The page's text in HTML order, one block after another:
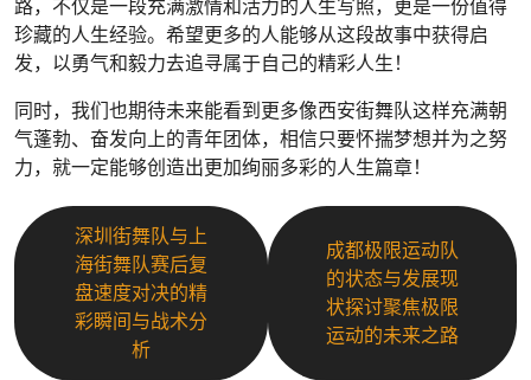
路，不仅是一段充满激情和活力的人生写照，更是一份值得
珍藏的人生经验。希望更多的人能够从这段故事中获得启
发，以勇气和毅力去追寻属于自己的精彩人生！
同时，我们也期待未来能看到更多像西安街舞队这样充满朝
气蓬勃、奋发向上的青年团体，相信只要怀揣梦想并为之努
力，就一定能够创造出更加绚丽多彩的人生篇章！
深圳街舞队与上
海街舞队赛后复
盘速度对决的精
彩瞬间与战术分
析
成都极限运动队
的状态与发展现
状探讨聚焦极限
运动的未来之路